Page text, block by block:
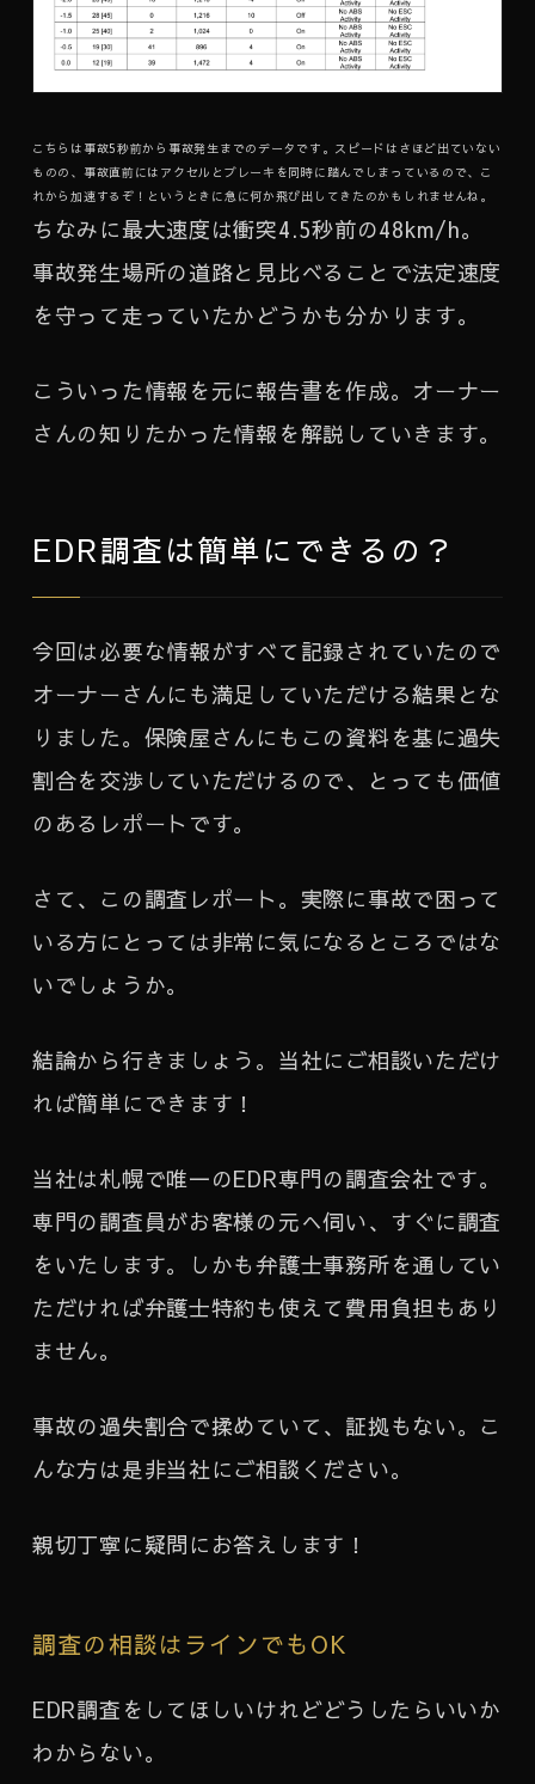
こちらは事故5秒前から事故発生までのデータです。スピードはさほど出ていない
ものの、事故直前にはアクセルとブレーキを同時に踏んでしまっているので、こ
れから加速するぞ！というときに急に何か飛び出してきたのかもしれませんね。
ちなみに最大速度は衝突4.5秒前の48km/h。
事故発生場所の道路と見比べることで法定速度
を守って走っていたかどうかも分かります。
こういった情報を元に報告書を作成。オーナー
さんの知りたかった情報を解説していきます。
EDR調査は簡単にできるの？
今回は必要な情報がすべて記録されていたので
オーナーさんにも満足していただける結果とな
りました。保険屋さんにもこの資料を基に過失
割合を交渉していただけるので、とっても価値
のあるレポートです。
さて、この調査レポート。実際に事故で困って
いる方にとっては非常に気になるところではな
いでしょうか。
結論から行きましょう。当社にご相談いただけ
れば簡単にできます！
当社は札幌で唯一のEDR専門の調査会社です。
専門の調査員がお客様の元へ伺い、すぐに調査
をいたします。しかも弁護士事務所を通してい
ただければ弁護士特約も使えて費用負担もあり
ません。
事故の過失割合で揉めていて、証拠もない。こ
んな方は是非当社にご相談ください。
親切丁寧に疑問にお答えします！
調査の相談はラインでもOK
EDR調査をしてほしいけれどどうしたらいいか
わからない。